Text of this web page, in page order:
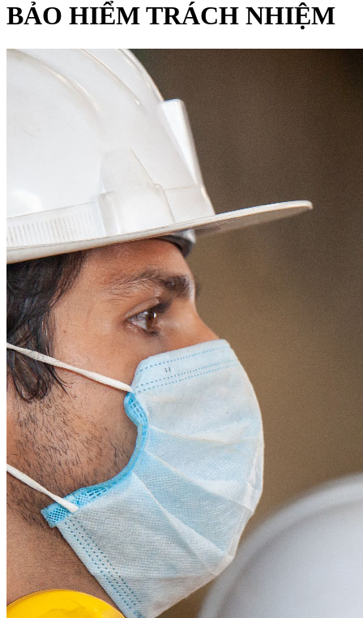
BẢO HIỂM TRÁCH NHIỆM